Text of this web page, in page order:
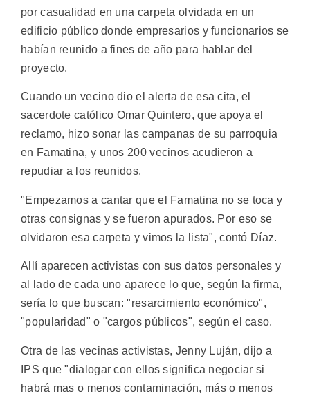
por casualidad en una carpeta olvidada en un
edificio público donde empresarios y funcionarios se
habían reunido a fines de año para hablar del
proyecto.
Cuando un vecino dio el alerta de esa cita, el
sacerdote católico Omar Quintero, que apoya el
reclamo, hizo sonar las campanas de su parroquia
en Famatina, y unos 200 vecinos acudieron a
repudiar a los reunidos.
"Empezamos a cantar que el Famatina no se toca y
otras consignas y se fueron apurados. Por eso se
olvidaron esa carpeta y vimos la lista", contó Díaz.
Allí aparecen activistas con sus datos personales y
al lado de cada uno aparece lo que, según la firma,
sería lo que buscan: "resarcimiento económico",
"popularidad" o "cargos públicos", según el caso.
Otra de las vecinas activistas, Jenny Luján, dijo a
IPS que "dialogar con ellos significa negociar si
habrá mas o menos contaminación, más o menos